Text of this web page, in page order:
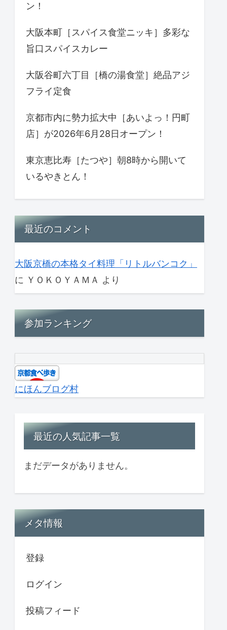
ン！
大阪本町［スパイス食堂ニッキ］多彩な
旨口スパイスカレー
大阪谷町六丁目［橋の湯食堂］絶品アジ
フライ定食
京都市内に勢力拡大中［あいよっ！円町
店］が2026年6月28日オープン！
東京恵比寿［たつや］朝8時から開いて
いるやきとん！
最近のコメント
大阪京橋の本格タイ料理「リトルバンコク」
に ＹＯＫＯＹＡＭＡ より
参加ランキング
にほんブログ村
最近の人気記事一覧
まだデータがありません。
メタ情報
登録
ログイン
投稿フィード